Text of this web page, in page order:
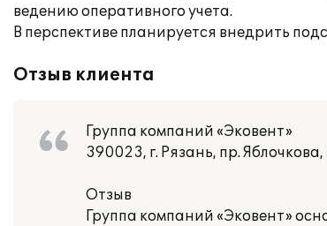
ведению оперативного учета.
В перспективе планируется внедрить
Отзыв клиента
Группа компаний «Эковент»
390023, г. Рязань, пр.
Отзыв
Группа компаний «Эковент»